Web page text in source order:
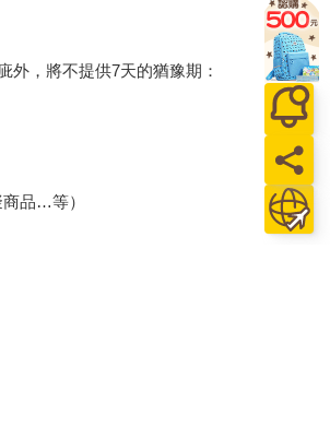
，將不提供7天的猶豫期：
品…等）